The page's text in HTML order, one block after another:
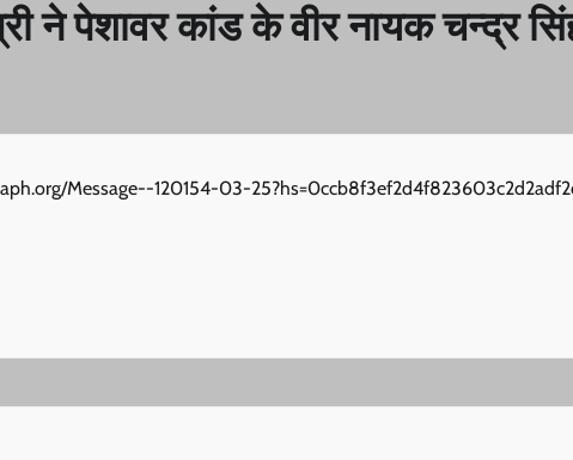
ने पेशावर कांड के वीर नायक चन्द्र
Message--120154-03-